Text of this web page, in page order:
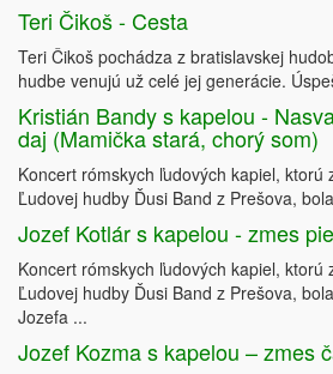
Teri Čikoš - Cesta
Teri Čikoš pochádza z bratislavskej
hudbe venujú už celé jej generácie.
Kristián Bandy s kapelou -
daj (Mamička stará, chorý som)
Koncert rómskych ľudových kapiel, ktorú
Ľudovej hudby Ďusi Band z Prešova,
Jozef Kotlár s kapelou - zmes
Koncert rómskych ľudových kapiel, ktorú
Ľudovej hudby Ďusi Band z Prešova,
Jozefa ...
Jozef Kozma s kapelou – zmes